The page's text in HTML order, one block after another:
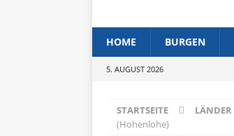
HOME BURGEN
5. AUGUST 2026
STARTSEITE LÄNDER
(Hohenlohe)